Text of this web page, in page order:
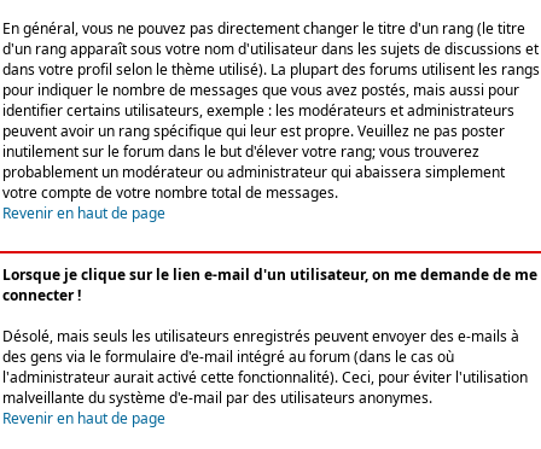
En général, vous ne pouvez pas directement changer le titre d'un rang (le titre
d'un rang apparaît sous votre nom d'utilisateur dans les sujets de discussions et
dans votre profil selon le thème utilisé). La plupart des forums utilisent les rangs
pour indiquer le nombre de messages que vous avez postés, mais aussi pour
identifier certains utilisateurs, exemple : les modérateurs et administrateurs
peuvent avoir un rang spécifique qui leur est propre. Veuillez ne pas poster
inutilement sur le forum dans le but d'élever votre rang; vous trouverez
probablement un modérateur ou administrateur qui abaissera simplement
votre compte de votre nombre total de messages.
Revenir en haut de page
Lorsque je clique sur le lien e-mail d'un utilisateur, on me demande de me
connecter !
Désolé, mais seuls les utilisateurs enregistrés peuvent envoyer des e-mails à
des gens via le formulaire d'e-mail intégré au forum (dans le cas où
l'administrateur aurait activé cette fonctionnalité). Ceci, pour éviter l'utilisation
malveillante du système d'e-mail par des utilisateurs anonymes.
Revenir en haut de page